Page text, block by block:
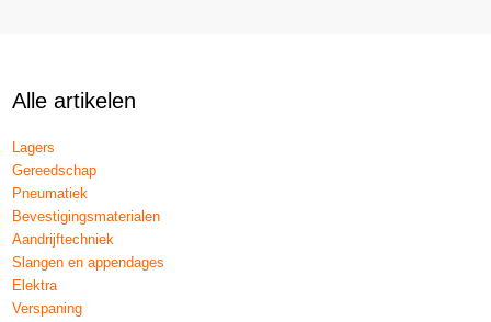
Alle artikelen
Lagers
Gereedschap
Pneumatiek
Bevestigingsmaterialen
Aandrijftechniek
Slangen en appendages
Elektra
Verspaning